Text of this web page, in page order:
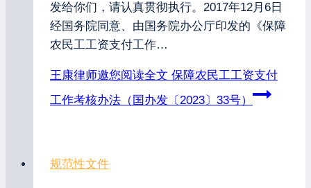
发给你们，请认真贯彻执行。2017年12月6日
经国务院同意、由国务院办公厅印发的《保障
农民工工资支付工作…
王康律师邀您阅读全文 保障农民工工资支付
工作考核办法（国办发〔2023〕33号）
规范性文件